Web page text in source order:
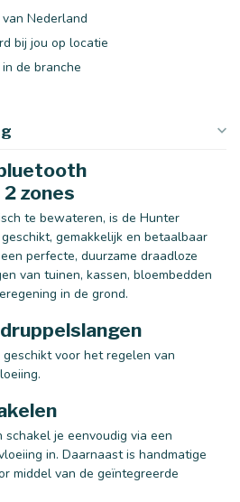
van Nederland
bij jou op locatie
in de branche
zones
te bewateren, is de Hunter
gemakkelijk en betaalbaar
perfecte, duurzame draadloze
van tuinen, kassen, bloembedden
in de grond.
voor het regelen van
je eenvoudig via een
in. Daarnaast is handmatige
middel van de geïntegreerde